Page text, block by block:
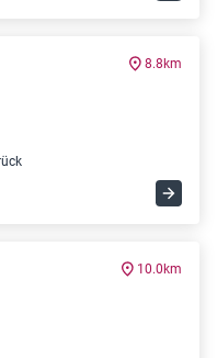
8.8km
10.0km